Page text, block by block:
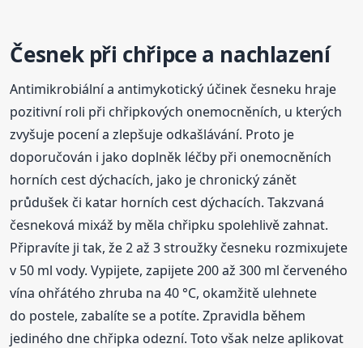
Česnek při chřipce a nachlazení
Antimikrobiální a antimykotický účinek česneku hraje
pozitivní roli při chřipkových onemocněních, u kterých
zvyšuje pocení a zlepšuje odkašlávání. Proto je
doporučován i jako doplněk léčby při onemocněních
horních cest dýchacích, jako je chronický zánět
průdušek či katar horních cest dýchacích. Takzvaná
česneková mixáž by měla chřipku spolehlivě zahnat.
Připravíte ji tak, že 2 až 3 stroužky česneku rozmixujete
v 50 ml vody. Vypijete, zapijete 200 až 300 ml červeného
vína ohřátého zhruba na 40 °C, okamžitě ulehnete
do postele, zabalíte se a potíte. Zpravidla během
jediného dne chřipka odezní. Toto však nelze aplikovat